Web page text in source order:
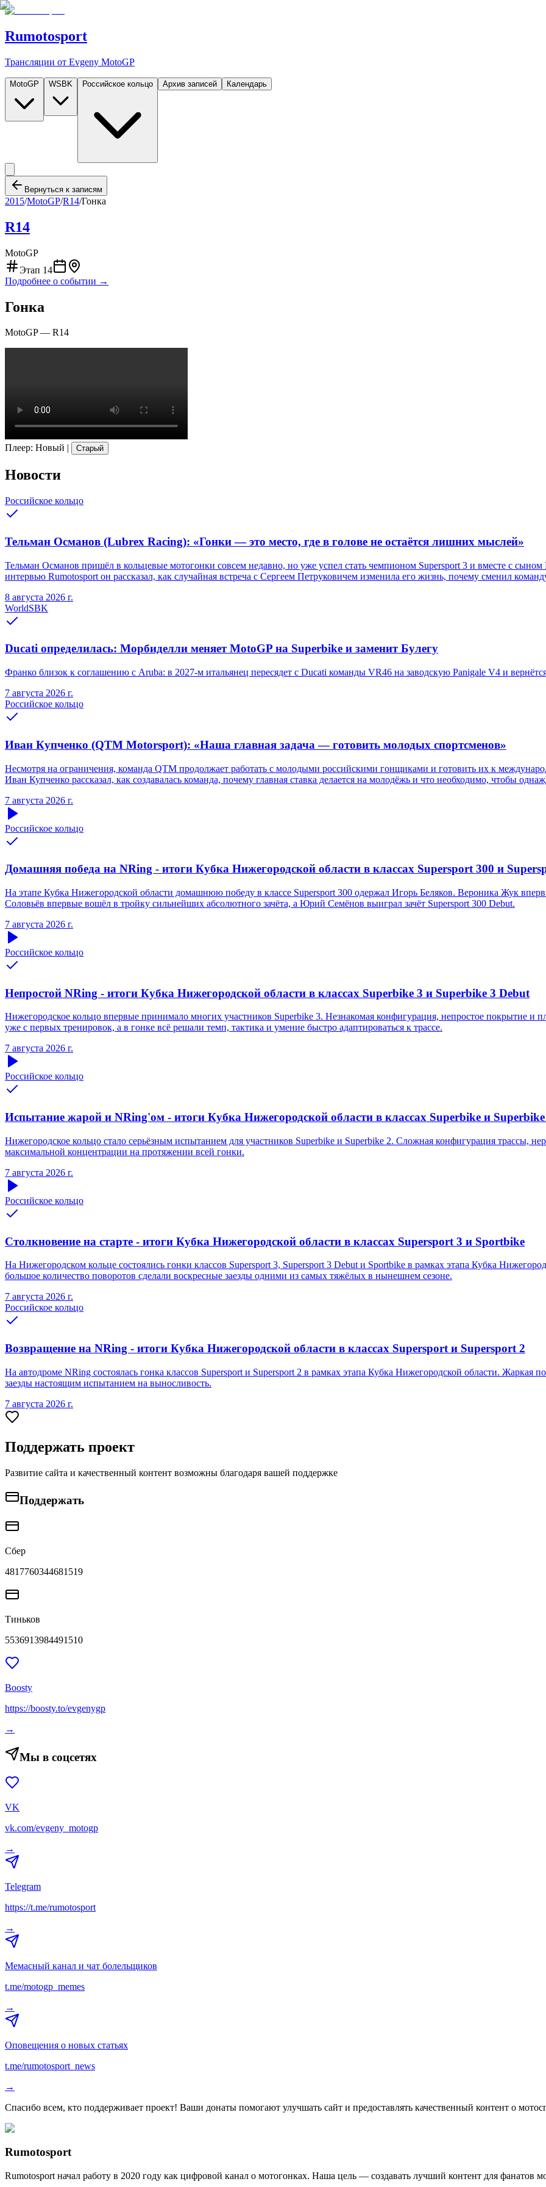
Rumotosport
Трансляции от Evgeny MotoGP
MotoGP WSBK Российское кольцо Архив записей Календарь
Вернуться к записям
2015/MotoGP/R14/Гонка
R14
MotoGP
Этап 14
Подробнее о событии →
Гонка
MotoGP— R14
Плеер: Новый | Старый
Новости
Российское кольцо
Тельман Османов (Lubrex Racing): «Гонки — это место, где в голове не остаётся лишних мыслей»
Тельман Османов пришёл в кольцевые мотогонки совсем недавно, но уже успел стать чемпионом Supersport 3 и вместе с
интервью Rumotosport он рассказал, как случайная встреча с Сергеем Петруковичем изменила его жизнь, почему сменил
8 августа 2026 г.
WorldSBK
Ducati определилась: Морбиделли меняет MotoGP на Superbike и заменит Булегу
Франко близок к соглашению с Aruba: в 2027-м итальянец пересядет с Ducati команды VR46 на заводскую Panigale V4 и
7 августа 2026 г.
Российское кольцо
Иван Купченко (QTM Motorsport): «Наша главная задача — готовить молодых спортсменов»
Несмотря на ограничения, команда QTM продолжает работать с молодыми российскими гонщиками и готовить их к
Иван Купченко рассказал, как создавалась команда, почему главная ставка делается на молодёжь и что необходимо, чтобы
7 августа 2026 г.
Российское кольцо
Домашняя победа на NRing - итоги Кубка Нижегородской области в классах Supersport 300 и
На этапе Кубка Нижегородской области домашнюю победу в классе Supersport 300 одержал Игорь Беляков. Вероника Жук
Соловьёв впервые вошёл в тройку сильнейших абсолютного зачёта, а Юрий Семёнов выиграл зачёт Supersport 300 Debut.
7 августа 2026 г.
Российское кольцо
Непростой NRing - итоги Кубка Нижегородской области в классах Superbike 3 и Superbike 3 Debut
Нижегородское кольцо впервые принимало многих участников Superbike 3. Незнакомая конфигурация, непростое покрытие и
уже с первых тренировок, а в гонке всё решали темп, тактика и умение быстро адаптироваться к трассе.
7 августа 2026 г.
Российское кольцо
Испытание жарой и NRing'ом - итоги Кубка Нижегородской области в классах Superbike и Superbike
Нижегородское кольцо стало серьёзным испытанием для участников Superbike и Superbike 2. Сложная конфигурация трассы,
максимальной концентрации на протяжении всей гонки.
7 августа 2026 г.
Российское кольцо
Столкновение на старте - итоги Кубка Нижегородской области в классах Supersport 3 и Sportbike
На Нижегородском кольце состоялись гонки классов Supersport 3, Supersport 3 Debut и Sportbike в рамках этапа Кубка
большое количество поворотов сделали воскресные заезды одними из самых тяжёлых в нынешнем сезоне.
7 августа 2026 г.
Российское кольцо
Возвращение на NRing - итоги Кубка Нижегородской области в классах Supersport и Supersport 2
На автодроме NRing состоялась гонка классов Supersport и Supersport 2 в рамках этапа Кубка Нижегородской области. Жаркая
заезды настоящим испытанием на выносливость.
7 августа 2026 г.
Поддержать проект
Развитие сайта и качественный контент возможны благодаря вашей поддержке
Поддержать
Сбер
4817760344681519
Тиньков
5536913984491510
Boosty
https://boosty.to/evgenygp
→
Мы в соцсетях
VK
vk.com/evgeny_motogp
→
Telegram
https://t.me/rumotosport
→
Мемасный канал и чат болельщиков
t.me/motogp_memes
→
Оповещения о новых статьях
t.me/rumotosport_news
→
Спасибо всем, кто поддерживает проект! Ваши донаты помогают улучшать сайт и предоставлять качественный контент о
Rumotosport
Rumotosport начал работу в 2020 году как цифровой канал о мотогонках. Наша цель — создавать лучший контент для фанатов